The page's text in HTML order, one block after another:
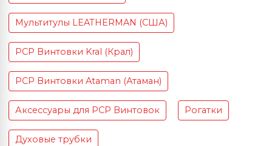
Мультитулы LEATHERMAN (США)
PCP Винтовки Kral (Крал)
PCP Винтовки Ataman (Атаман)
Аксессуары для PCP Винтовок Рогатки
Духовые трубки